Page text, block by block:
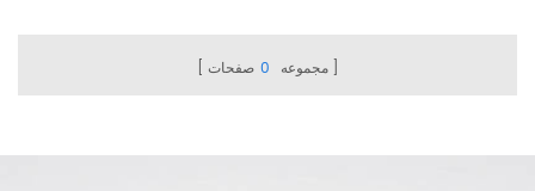
مجموعه 0 صفحات